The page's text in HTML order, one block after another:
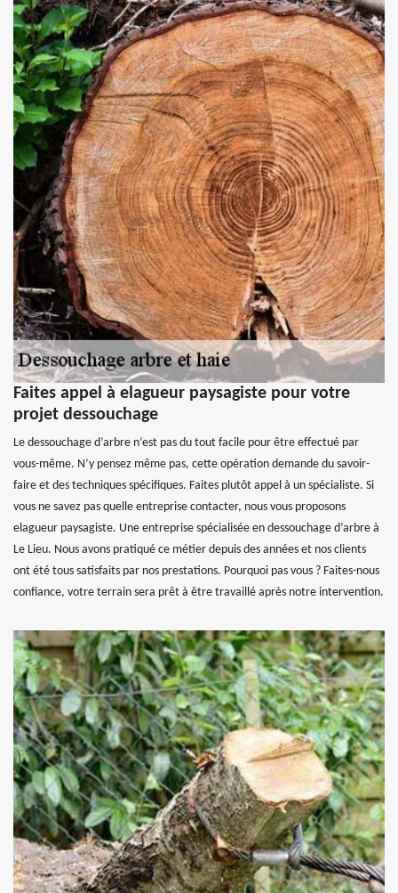
Faites appel à elagueur paysagiste pour votre
projet dessouchage
Le dessouchage d’arbre n’est pas du tout facile pour être effectué par
vous-même. N’y pensez même pas, cette opération demande du savoir-
faire et des techniques spécifiques. Faites plutôt appel à un spécialiste. Si
vous ne savez pas quelle entreprise contacter, nous vous proposons
elagueur paysagiste. Une entreprise spécialisée en dessouchage d’arbre à
Le Lieu. Nous avons pratiqué ce métier depuis des années et nos clients
ont été tous satisfaits par nos prestations. Pourquoi pas vous ? Faites-nous
confiance, votre terrain sera prêt à être travaillé après notre intervention.